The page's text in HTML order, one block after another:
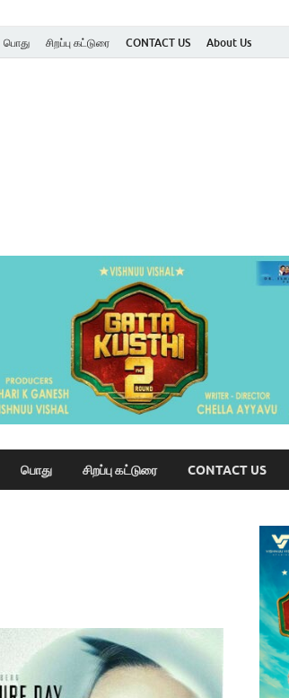
பொது சிறப்பு கட்டுரை CONTACT US About Us
பொது சிறப்பு கட்டுரை CONTACT US